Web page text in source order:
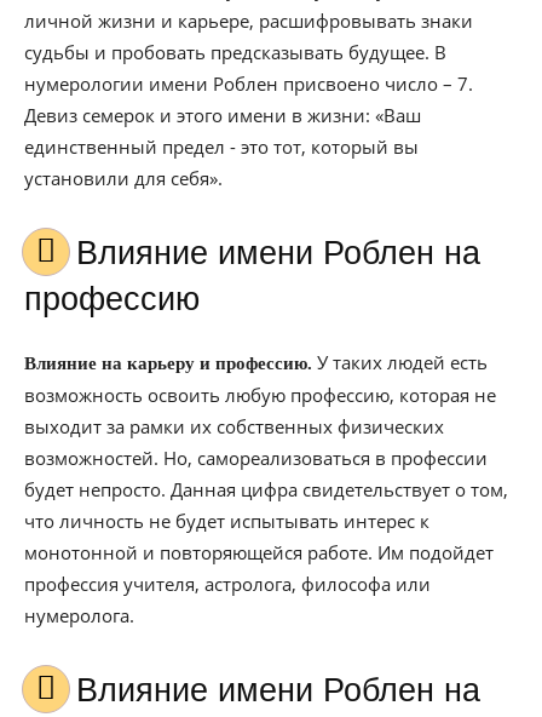
личной жизни и карьере, расшифровывать знаки
судьбы и пробовать предсказывать будущее. В
нумерологии имени Роблен присвоено число – 7.
Девиз семерок и этого имени в жизни: «Ваш
единственный предел - это тот, который вы
установили для себя».
Влияние имени Роблен на
профессию
Влияние на карьеру и профессию. У таких людей есть
возможность освоить любую профессию, которая не
выходит за рамки их собственных физических
возможностей. Но, самореализоваться в профессии
будет непросто. Данная цифра свидетельствует о том,
что личность не будет испытывать интерес к
монотонной и повторяющейся работе. Им подойдет
профессия учителя, астролога, философа или
нумеролога.
Влияние имени Роблен на